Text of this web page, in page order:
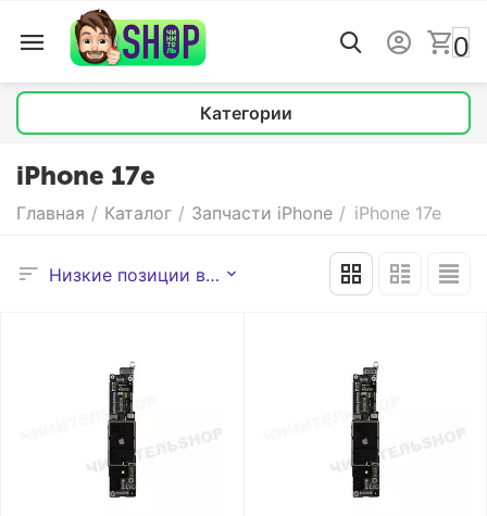
0
Категории
iPhone 17e
Главная / Каталог / Запчасти iPhone / iPhone 17e
Низкие позиции выше